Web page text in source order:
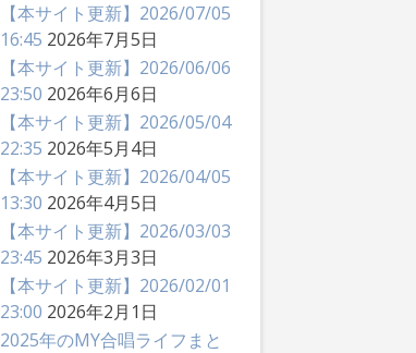
【本サイト更新】2026/07/05
16:45 2026年7月5日
【本サイト更新】2026/06/06
23:50 2026年6月6日
【本サイト更新】2026/05/04
22:35 2026年5月4日
【本サイト更新】2026/04/05
13:30 2026年4月5日
【本サイト更新】2026/03/03
23:45 2026年3月3日
【本サイト更新】2026/02/01
23:00 2026年2月1日
2025年のMY合唱ライフまと